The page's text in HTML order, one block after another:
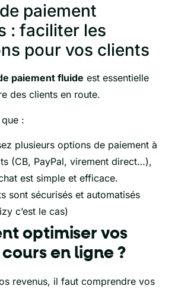
paiement
: faciliter les
pour vos clients
paiement fluide est essentielle
des clients en route.
:
plusieurs options de paiement à
(CB, PayPal, virement direct…),
est simple et efficace.
sont sécurisés et automatisés
c’est le cas)
optimiser vos
en ligne ?
revenus, il faut comprendre vos